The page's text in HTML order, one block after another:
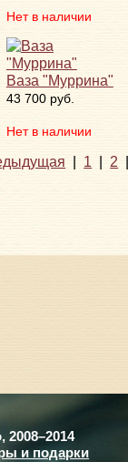
Нет в наличии
Ваза "Муррина"
43 700 руб.
Нет в наличии
| 1 | 2
2008–2014
и подарки